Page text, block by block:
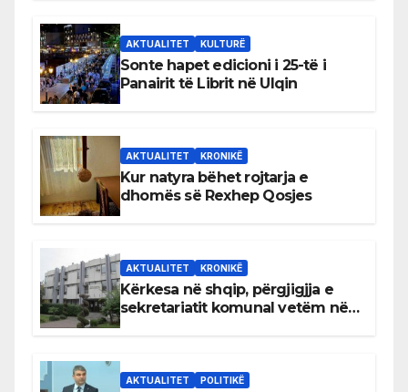
AKTUALITET KULTURË
Sonte hapet edicioni i 25-të i
Panairit të Librit në Ulqin
AKTUALITET KRONIKË
Kur natyra bëhet rojtarja e
dhomës së Rexhep Qosjes
AKTUALITET KRONIKË
Kërkesa në shqip, përgjigjja e
sekretariatit komunal vetëm në
AKTUALITET POLITIKË